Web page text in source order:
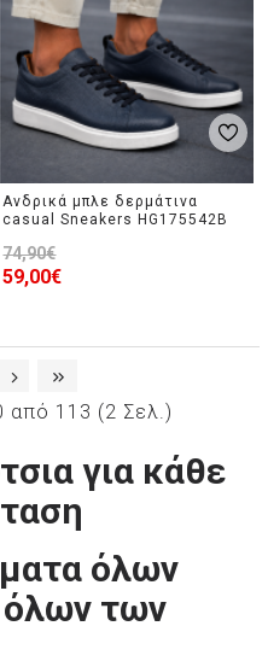
για κάθε
όλων
των
Ανδρικά μπλε δερμάτινα
casual Sneakers HG175542B
59,00€
74,90€
από 113 (2 Σελ.)